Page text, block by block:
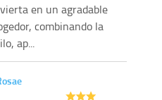
en un agradable
combinando la
ap...